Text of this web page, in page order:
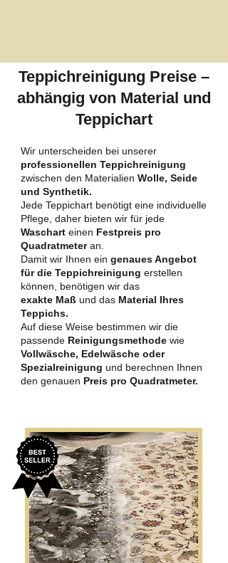
Teppichreinigung Preise –
abhängig von Material und
Teppichart
Wir unterscheiden bei unserer
professionellen Teppichreinigung
zwischen den Materialien Wolle, Seide
und Synthetik.
Jede Teppichart benötigt eine individuelle
Pflege, daher bieten wir für jede
Waschart einen Festpreis pro
Quadratmeteran.
Damit wir Ihnen ein genaues Angebot
für die Teppichreinigung erstellen
können, benötigen wir das
exakte Maß und das Material Ihres
Teppichs.
Auf diese Weise bestimmen wir die
passende Reinigungsmethode wie
Vollwäsche, Edelwäsche oder
Spezialreinigung und berechnen Ihnen
den genauen Preis pro Quadratmeter.